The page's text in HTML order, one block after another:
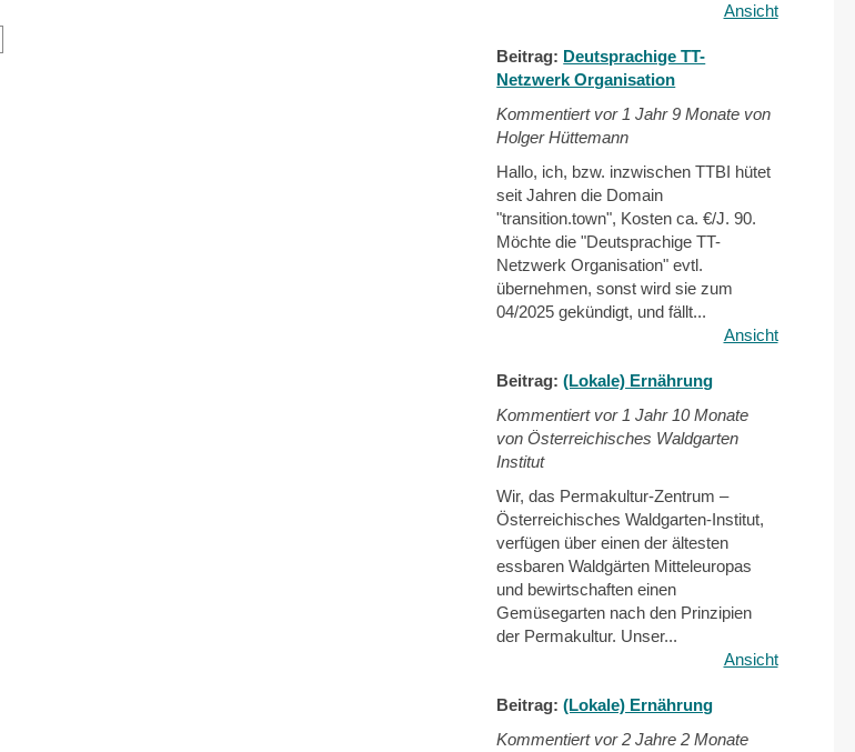
Ansicht
Beitrag: Deutsprachige TT-
Netzwerk Organisation
Kommentiert vor 1 Jahr 9 Monate von
Holger Hüttemann
Hallo, ich, bzw. inzwischen TTBI hütet
seit Jahren die Domain
"transition.town", Kosten ca. €/J. 90.
Möchte die "Deutsprachige TT-
Netzwerk Organisation" evtl.
übernehmen, sonst wird sie zum
04/2025 gekündigt, und fällt...
Ansicht
Beitrag:(Lokale) Ernährung
Kommentiert vor 1 Jahr 10 Monate
von Österreichisches Waldgarten
Institut
Wir, das Permakultur-Zentrum –
Österreichisches Waldgarten-Institut,
verfügen über einen der ältesten
essbaren Waldgärten Mitteleuropas
und bewirtschaften einen
Gemüsegarten nach den Prinzipien
der Permakultur. Unser...
Ansicht
Beitrag:(Lokale) Ernährung
Kommentiert vor2 Jahre 2 Monate